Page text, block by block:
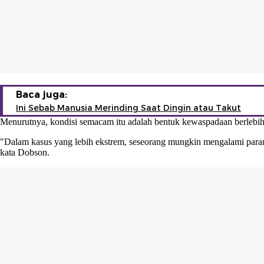
Baca juga:
Ini Sebab Manusia Merinding Saat Dingin atau Takut
Menurutnya, kondisi semacam itu adalah bentuk kewaspadaan
"Dalam kasus yang lebih ekstrem, seseorang mungkin mengalami
kata Dobson.